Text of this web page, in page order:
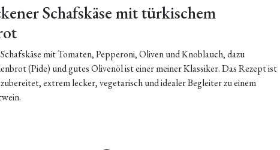
Schafskäse mit türkischem
mit Tomaten, Pepperoni, Oliven und Knoblauch, dazu
(Pide) und gutes Olivenöl ist einer meiner Klassiker. Das Rezept ist
extrem lecker, vegetarisch und idealer Begleiter zu einem